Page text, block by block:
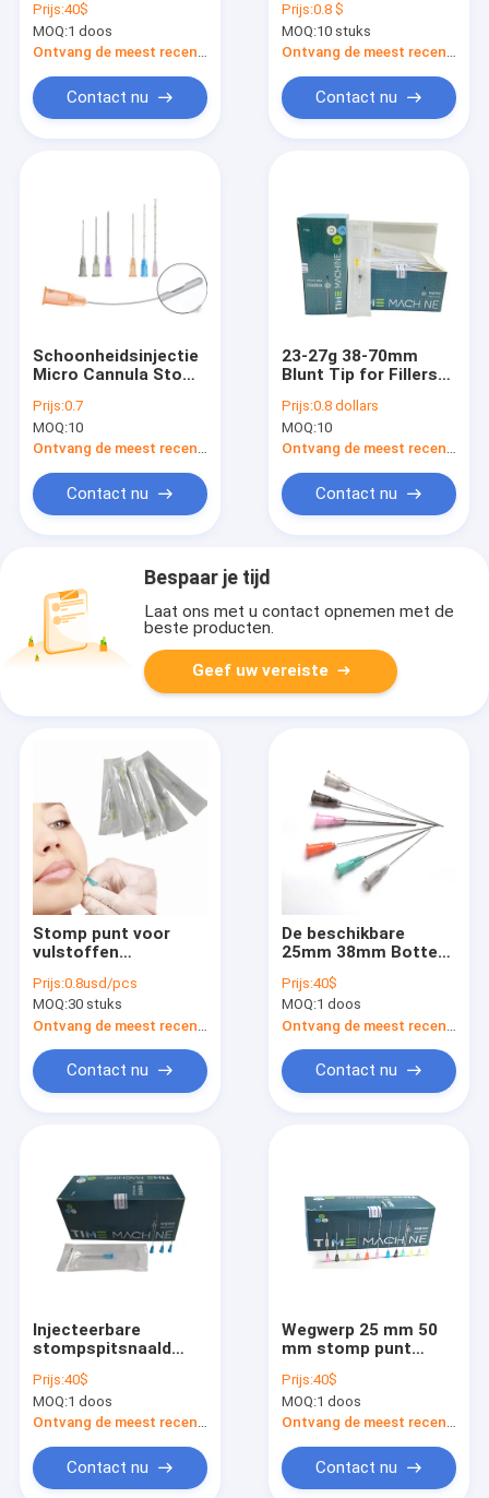
hyaluronzuur 18G
100mm
Prijs:40$
MOQ:1 doos
Contact nu
gauge fijne micro
cannula
Prijs:0.8 $
MOQ:10 stuks
Contact nu
Schoonheidsinjectie
Micro Cannula Stomp
16g 18g 22g 38mm
50mm 60mm 70mm
Prijs:0.7
MOQ:10
Ontvang de meest recente Prijs
Contact nu
23-27g 38-70mm
Blunt Tip for Fillers
Prijs:0.8 dollars
MOQ:10
Ontvang de meest recente Prijs
Contact nu
Bespaar je tijd
Laat ons met u contact opnemen met de
beste producten.
Geef uw vereiste
Stomp punt voor
vulstoffen
18-30g
Prijs:0.8usd/pcs
MOQ:30 stuks
Contact nu
De beschikbare
25mm 38mm Botte
Uiteindemicrocannula
voor Vullers
Prijs:40$
MOQ:1 doos
Contact nu
Injecteerbare
stompspitsnaald
20G 21G 22G 23G
24G 25G 26G 27G
30G 32G 34G
Prijs:40$
MOQ:1 doos
Ontvang de meest recente Prijs
Contact nu
Wegwerp 25 mm 50
mm stomp punt
voor Derma Fillers
Prijs:40$
MOQ:1 doos
Ontvang de meest recente Prijs
Contact nu